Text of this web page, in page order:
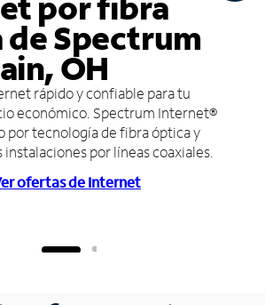
Spectrum
OH
rápido y confiable para tu
económico. Spectrum Internet®
por tecnología de fibra óptica y
instalaciones por líneas coaxiales.
ofertas de Internet